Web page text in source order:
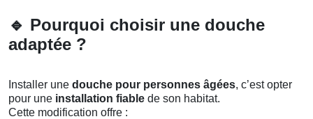
🔹 Pourquoi choisir une douche
adaptée ?
Installer une douche pour personnes âgées, c’est opter
pour une installation fiable de son habitat.
Cette modification offre :